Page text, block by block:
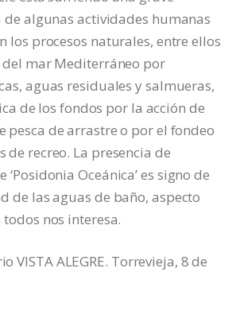
de algunas actividades humanas
los procesos naturales, entre ellos
mar Mediterráneo por
aguas residuales y salmueras,
de los fondos por la acción de
pesca de arrastre o por el fondeo
de recreo. La presencia de
‘Posidonia Oceánica’ es signo de
de las aguas de baño, aspecto
nos interesa.
VISTA ALEGRE. Torrevieja, 8 de